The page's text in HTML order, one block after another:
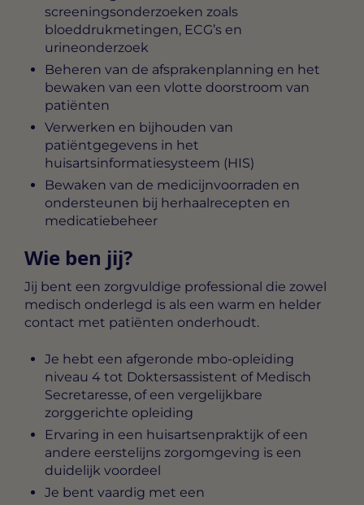
screeningsonderzoeken zoals
bloeddrukmetingen, ECG’s en
urineonderzoek
Beheren van de afsprakenplanning en het
bewaken van een vlotte doorstroom van
patiënten
Verwerken en bijhouden van
patiëntgegevens in het
huisartsinformatiesysteem (HIS)
Bewaken van de medicijnvoorraden en
ondersteunen bij herhaalrecepten en
medicatiebeheer
Wie ben jij?
Jij bent een zorgvuldige professional die zowel
medisch onderlegd is als een warm en helder
contact met patiënten onderhoudt.
Je hebt een afgeronde mbo-opleiding
niveau 4 tot Doktersassistent of Medisch
Secretaresse, of een vergelijkbare
zorggerichte opleiding
Ervaring in een huisartsenpraktijk of een
andere eerstelijns zorgomgeving is een
duidelijk voordeel
Je bent vaardig met een